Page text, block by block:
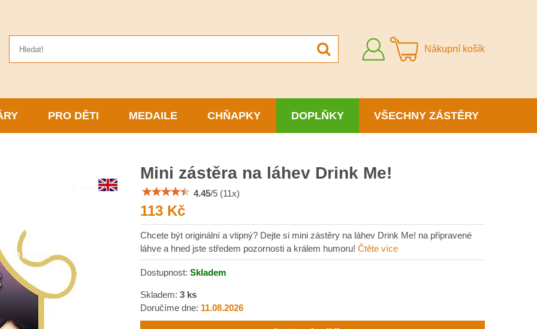
Přihlásit
se
Nákupní košík
PRO DĚTI MEDAILE CHŇAPKY DOPLŇKY VŠECHNY ZÁSTĚRY
Mini zástěra na láhev Drink Me!
4.45/5 (11 x)
113 Kč
Chcete být originální a vtipný? Dejte si mini zástěry na láhev Drink Me! na připravené
láhve a hned jste středem pozornosti a králem humoru! Čtěte více
Dostupnost: Skladem
Skladem: 3 ks
Doručíme dne: 11.08.2026